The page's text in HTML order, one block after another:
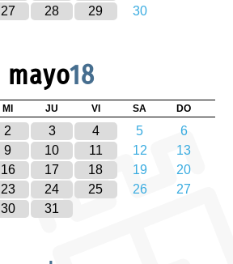
27 28 29 30
mayo18
MI JU VI SA DO
2 3 4 5
6
9 10 11 12
13
16 17 18 19
20
23 24 25 26
27
30 31